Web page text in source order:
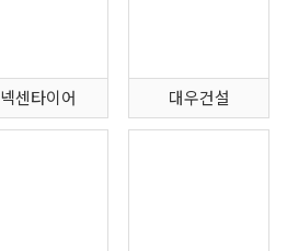
넥센타이어 대우건설